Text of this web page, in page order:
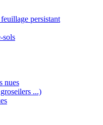
persistant
sols
nues
...)